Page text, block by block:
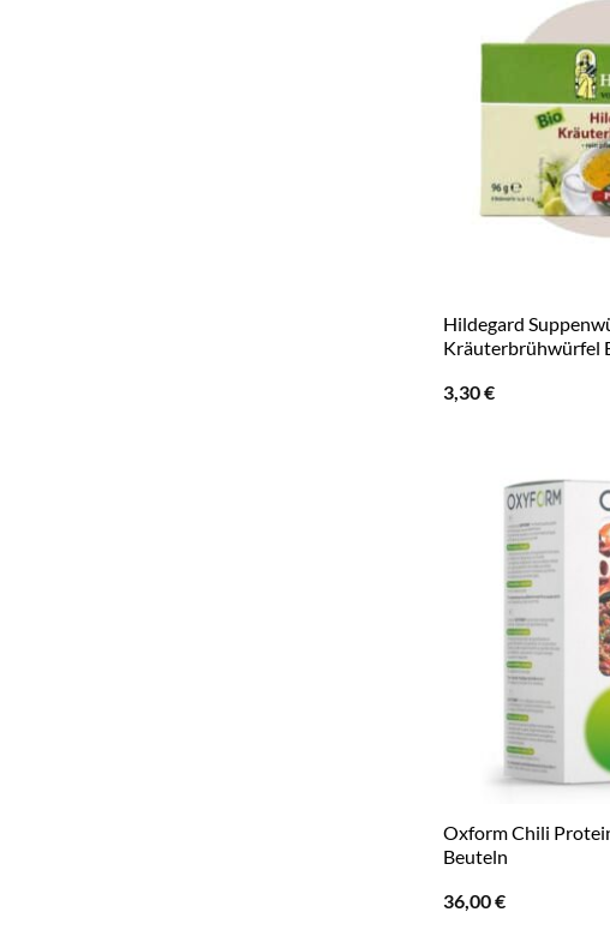
Hildegard
Kräuterbrühwürfel
3,30€
Oxform Chili
Beuteln
36,00€